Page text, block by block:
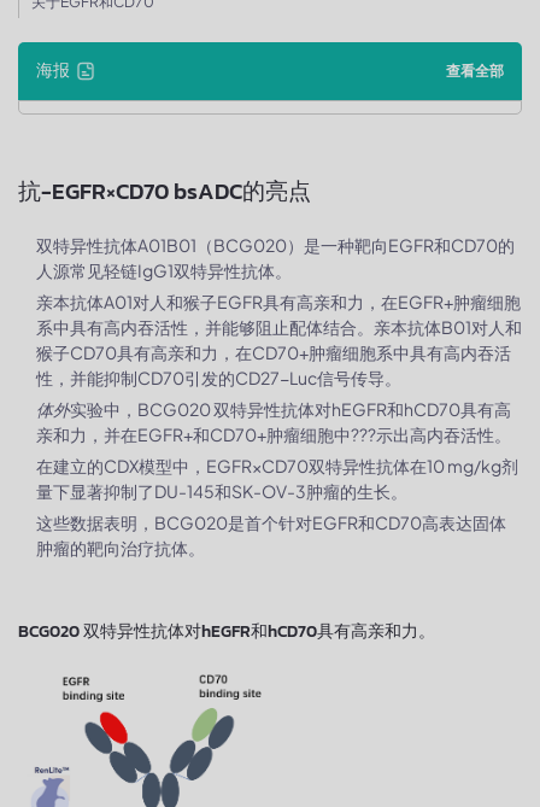
海报 查看全部
抗-EGFR×CD70 bsADC的亮点
双特异性抗体A01B01（BCG020）是一种靶向EGFR和CD70的
人源常见轻链IgG1双特异性抗体。
亲本抗体A01对人和猴子EGFR具有高亲和力，在EGFR+肿瘤细胞
系中具有高内吞活性，并能够阻止配体结合。亲本抗体B01对人和
猴子CD70具有高亲和力，在CD70+肿瘤细胞系中具有高内吞活
性，并能抑制CD70引发的CD27-Luc信号传导。
体外实验中，BCG020 双特异性抗体对hEGFR和hCD70具有高
亲和力，并在EGFR+和CD70+肿瘤细胞中???示出高内吞活性。
在建立的CDX模型中，EGFR×CD70双特异性抗体在10 mg/kg剂
量下显著抑制了DU-145和SK-OV-3肿瘤的生长。
这些数据表明，BCG020是首个针对EGFR和CD70高表达固体
肿瘤的靶向治疗抗体。
BCG020 双特异性抗体对hEGFR和hCD70具有高亲和力。